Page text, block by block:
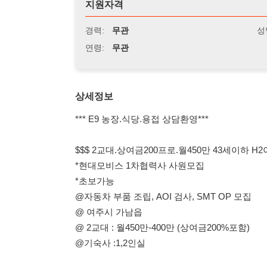
연령: 무관
상세정보
$$$ 2교대.상여금200프로.월450만 43세이하 H2이상 교포
*초보가능
@ 여주시 가남읍
@ 2교대 : 월450만-400만 (상여금200%포함)
@기숙사 :1,2인실
$$$ 용접.철근배근.목수모집.G1.F비자.55세이하
***용접:5명/목수:1명/철근:2명***
@용접 :이천,음성 / 철근,목수: 포천.양주
@ 55세이하 .F비자.G1(용접가능)